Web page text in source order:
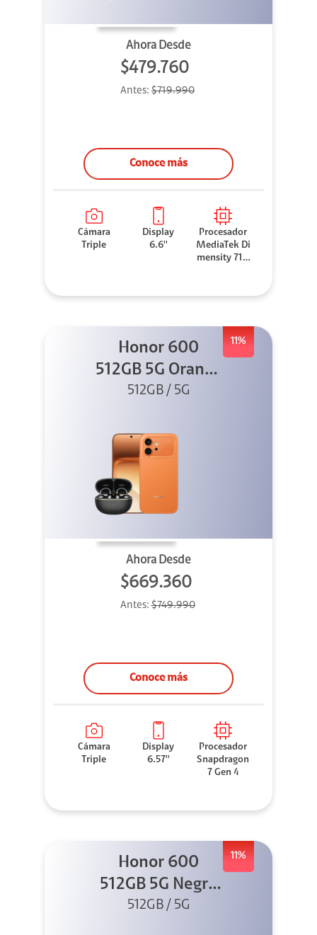
Ahora Desde
$479.760
Antes: $719.990
Conoce más
Cámara
Triple
Display
6.6''
Procesador
MediaTek Di
mensity 710
11%
Honor 600
512GB 5G Orange
+ Clip 2
512GB / 5G
Ahora Desde
$669.360
Antes:$749.990
Conoce más
Cámara
Triple
Display
6.57''
Procesador
Snapdragon
7 Gen 4
11%
Honor 600
512GB 5G Negro
+ Clip 2
512GB / 5G